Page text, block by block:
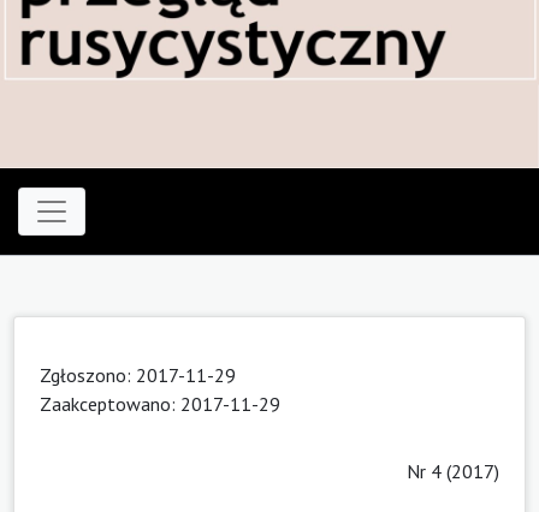
Zgłoszono: 2017-11-29
Zaakceptowano: 2017-11-29
Nr 4 (2017)